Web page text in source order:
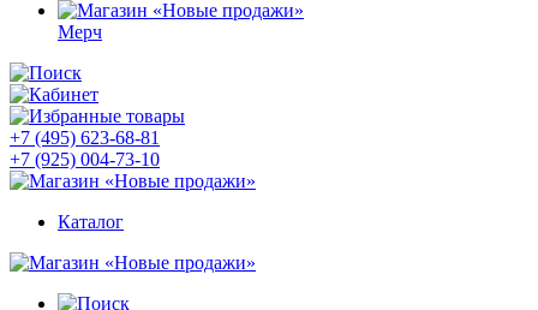
Мерч
+7 (495) 623-68-81
+7 (925) 004-73-10
Каталог